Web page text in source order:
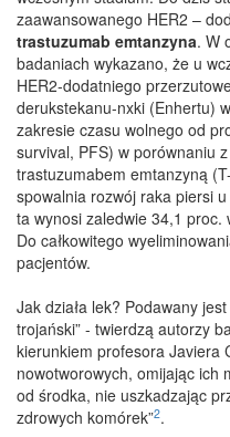
zaawansowanego HER2 –
trastuzumab emtanzyna. W
badaniach wykazano, że u
HER2-dodatniego
derukstekanu-nxki (Enhertu)
zakresie czasu wolnego od
survival, PFS) w porównaniu
trastuzumabem emtanzyną
spowalnia rozwój raka piersi
ta wynosi zaledwie 34,1
Do całkowitego
pacjentów.
Jak działa lek? Podawany
trojański” - twierdzą autorzy
kierunkiem profesora Javiera
nowotworowych, omijając ich
od środka, nie uszkadzając
zdrowych komórek”2.